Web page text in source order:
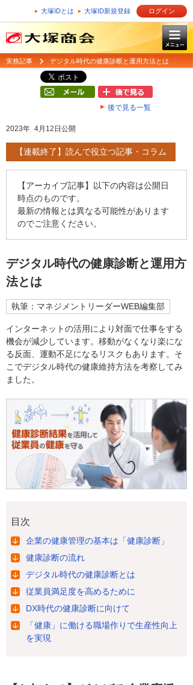
大塚IDとは 大塚ID新規登録 ログイン
実務記事 デジタル時代の健康診断と運用方法とは
後で見る一覧
2023年 4月12日公開
【連載終了】読んで役立つ記事・コラム
【アーカイブ記事】以下の内容は公開日
時点のものです。
最新の情報とは異なる可能性があります
のでご注意ください。
デジタル時代の健康診断と運用方
法とは
執筆：マネジメントリーダーWEB編集部
インターネットの活用により対面で仕事をする
機会が減少しています。移動がなくなり楽にな
る反面、運動不足になるリスクもあります。そ
こでデジタル時代の健康維持方法を考察してみ
ました。
目次
企業の健康管理の基本は「健康診断」
健康診断の流れ
デジタル時代の健康診断とは
従業員満足度を高めるために
DX時代の健康診断に向けて
「健康」に働ける職場作りで生産性向上
を実現